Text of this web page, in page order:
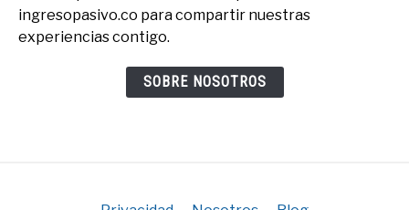
ingresopasivo.co para compartir nuestras
experiencias contigo.
SOBRE NOSOTROS